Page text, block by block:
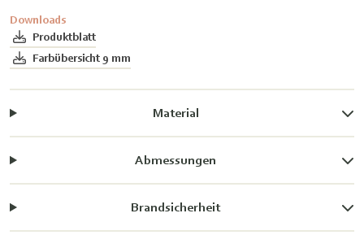
Downloads
Produktblatt
Farbübersicht 9 mm
Material
Abmessungen
Brandsicherheit